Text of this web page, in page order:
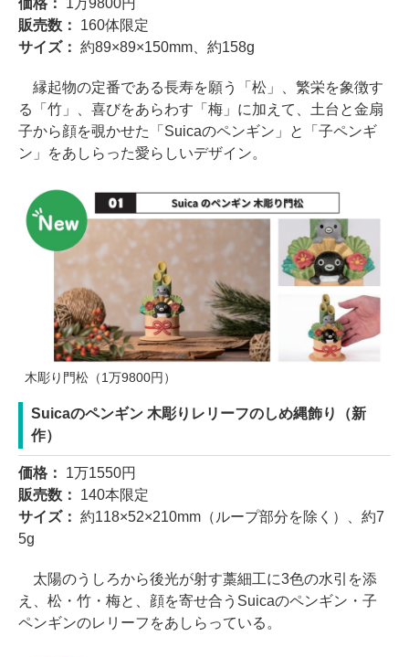
価格： 1万9800円
販売数： 160体限定
サイズ： 約89×89×150mm、約158g
縁起物の定番である長寿を願う「松」、繁栄を象徴す
る「竹」、喜びをあらわす「梅」に加えて、土台と金扇
子から顔を覗かせた「Suicaのペンギン」と「子ペンギ
ン」をあしらった愛らしいデザイン。
木彫り門松（1万9800円）
Suicaのペンギン 木彫りレリーフのしめ縄飾り（新
作）
価格： 1万1550円
販売数： 140本限定
サイズ： 約118×52×210mm（ループ部分を除く）、約7
5g
太陽のうしろから後光が射す藁細工に3色の水引を添
え、松・竹・梅と、顔を寄せ合うSuicaのペンギン・子
ペンギンのレリーフをあしらっている。